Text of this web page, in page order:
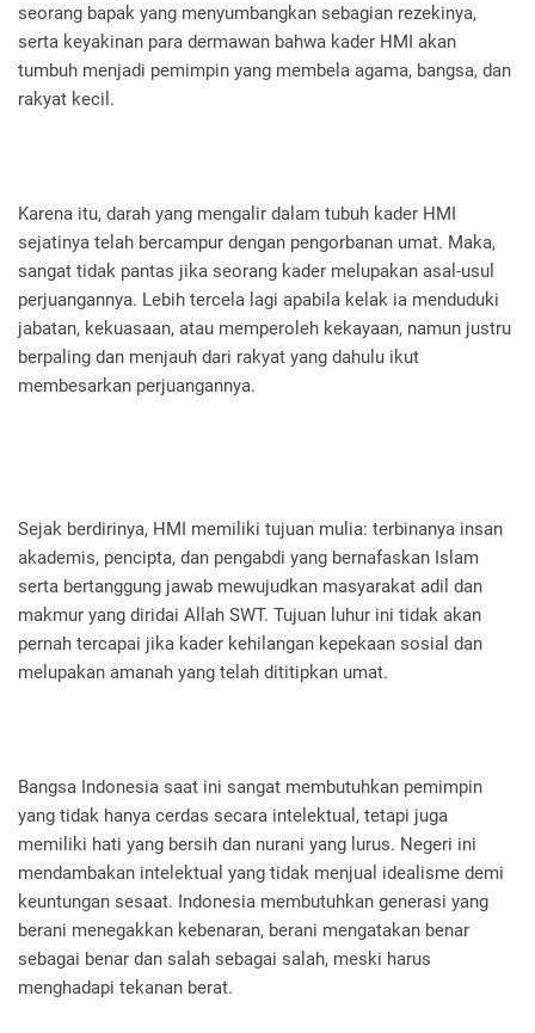
seorang bapak yang menyumbangkan sebagian rezekinya,
serta keyakinan para dermawan bahwa kader HMI akan
tumbuh menjadi pemimpin yang membela agama, bangsa, dan
rakyat kecil.
Karena itu, darah yang mengalir dalam tubuh kader HMI
sejatinya telah bercampur dengan pengorbanan umat. Maka,
sangat tidak pantas jika seorang kader melupakan asal-usul
perjuangannya. Lebih tercela lagi apabila kelak ia menduduki
jabatan, kekuasaan, atau memperoleh kekayaan, namun justru
berpaling dan menjauh dari rakyat yang dahulu ikut
membesarkan perjuangannya.
Sejak berdirinya, HMI memiliki tujuan mulia: terbinanya insan
akademis, pencipta, dan pengabdi yang bernafaskan Islam
serta bertanggung jawab mewujudkan masyarakat adil dan
makmur yang diridai Allah SWT. Tujuan luhur ini tidak akan
pernah tercapai jika kader kehilangan kepekaan sosial dan
melupakan amanah yang telah dititipkan umat.
Bangsa Indonesia saat ini sangat membutuhkan pemimpin
yang tidak hanya cerdas secara intelektual, tetapi juga
memiliki hati yang bersih dan nurani yang lurus. Negeri ini
mendambakan intelektual yang tidak menjual idealisme demi
keuntungan sesaat. Indonesia membutuhkan generasi yang
berani menegakkan kebenaran, berani mengatakan benar
sebagai benar dan salah sebagai salah, meski harus
menghadapi tekanan berat.